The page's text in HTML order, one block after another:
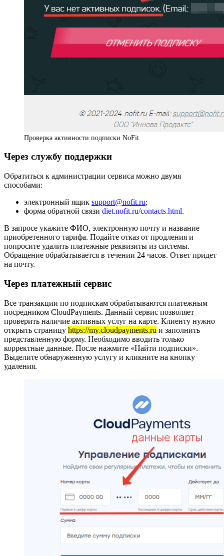
Проверка активности подписки NoFit
Через службу поддержки
Обратиться к администрации сервиса можно двумя
способами:
электронный ящик support@nofit.ru;
форма обратной связи diet.nofit.ru/contacts.html.
В запросе укажите ФИО, электронную почту и название
приобретенного тарифа. Подайте отказ от продления и
попросите удалить платежные реквизиты из системы.
Обращение обрабатывается в течении 24 часов. Ответ придет
на почту.
Через платежный сервис
Все транзакции по подпискам обрабатываются платежным
посредником CloudPayments. Данный сервис позволяет
проверить наличие активных услуг на карте. Клиенту нужно
открыть страницу https://my.cloudpayments.ru и заполнить
представленную форму. Необходимо вводить только
корректные данные. После нажмите «Найти подписки».
Выделите обнаруженную услугу и кликните на кнопку
удаления.